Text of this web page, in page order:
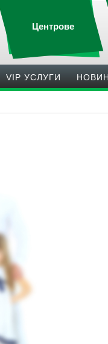
Центрове
VIP УСЛУГИ